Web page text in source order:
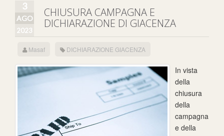
3
AGO
2023
CHIUSURA CAMPAGNA E
DICHIARAZIONE DI GIACENZA
Masaf DICHIARAZIONE GIACENZA
In vista
della
chiusura
della
campagna
e della